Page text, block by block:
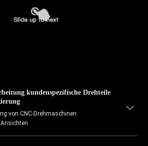
kundenspezifische Drehteile
von CNC-Drehmaschinen